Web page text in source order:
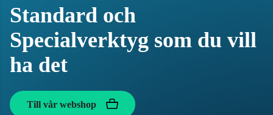
Standard och
Specialverktyg som du vill
ha det
Till vår webshop